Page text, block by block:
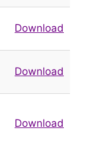
Download
Download
Download